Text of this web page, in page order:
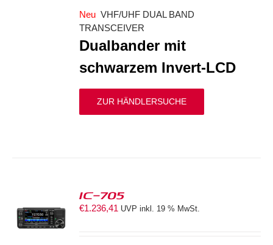
Neu VHF/UHF DUAL BAND
TRANSCEIVER
Dualbander mit
schwarzem Invert-LCD
ZUR HÄNDLERSUCHE
IC-705
€1.236,41 UVP inkl. 19 % MwSt.